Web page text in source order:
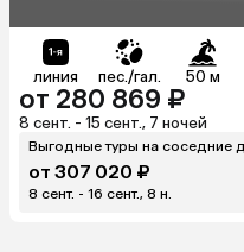
линия пес./гал. 50 м
от 280 869 ₽
8 сент. - 15 сент., 7 ночей
Выгодные туры на соседние
от 307 020 ₽
8 сент. - 16 сент., 8 н.